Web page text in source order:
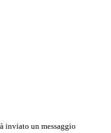
inviato un messaggio